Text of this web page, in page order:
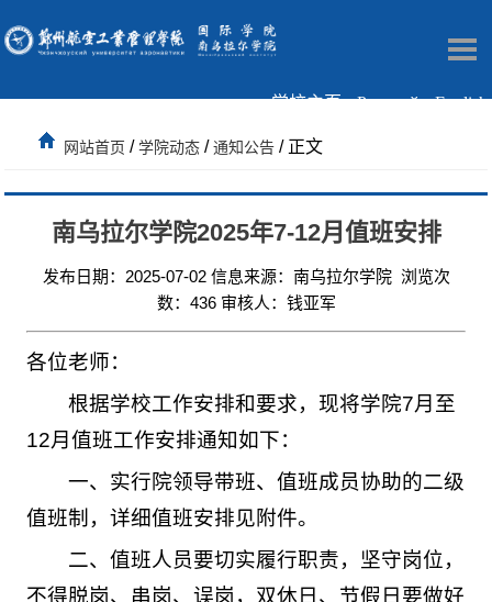
学校主页 Русский English
网站首页 /学院动态 /通知公告 / 正文
南乌拉尔学院2025年7-12月值班安排
发布日期：2025-07-02 信息来源：南乌拉尔学院 浏览次
数： 436审核人：钱亚军
各位老师：
根据学校工作安排和要求，现将学院7月至
12月值班工作安排通知如下：
一、实行院领导带班、值班成员协助的二级
值班制，详细值班安排见附件。
二、值班人员要切实履行职责，坚守岗位，
不得脱岗、串岗、误岗，双休日、节假日要做好